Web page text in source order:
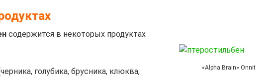
«Alpha Brain» Onnit
содержится в некоторых продуктах
голубика, брусника, клюква,